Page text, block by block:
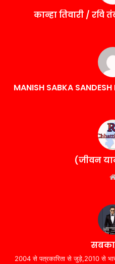
कान्हा तिवारी /
MANISH SABKA
(जीवन
2004 से पत्रकारिता से जुड़े,2010 से